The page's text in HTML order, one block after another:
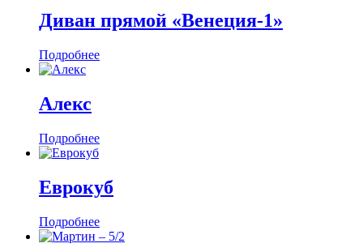
Диван прямой «Венеция-1»
Подробнее
Алекс
Подробнее
Еврокуб
Подробнее